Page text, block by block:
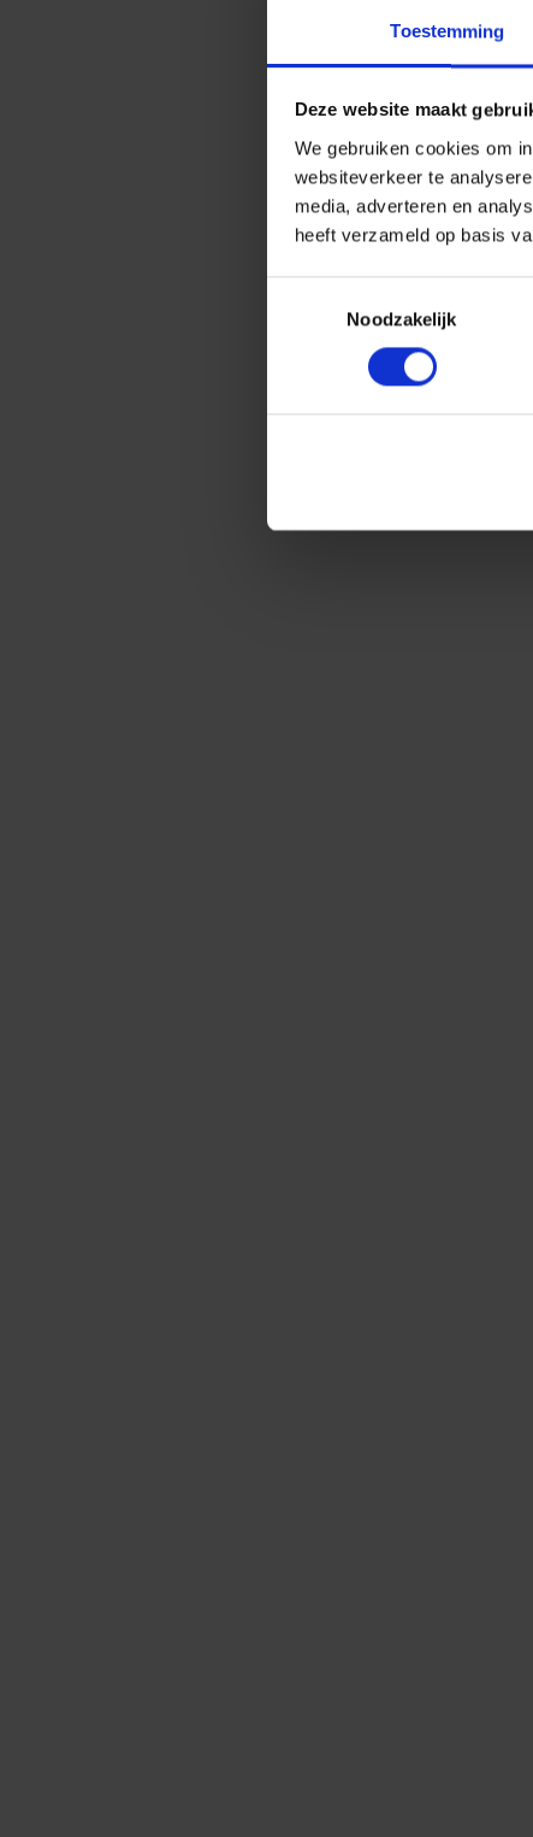
Toestemming
Deze website maakt
We gebruiken cookies om
websiteverkeer te
media, adverteren en
heeft verzameld op basis
Noodzakelijk